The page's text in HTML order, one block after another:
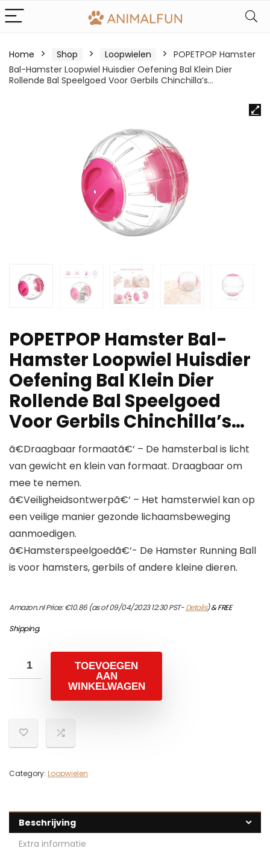
Home Shop Loopwielen
POPETPOP Hamster
Bal-Hamster Loopwiel Huisdier Oefening Bal Klein Dier
Rollende Bal Speelgoed Voor Gerbils Chinchilla’s…
POPETPOP Hamster Bal-
Hamster Loopwiel Huisdier
Oefening Bal Klein Dier
Rollende Bal Speelgoed
Voor Gerbils Chinchilla’s…
ã€Draagbaar formaatã€‘ – De hamsterbal is licht
van gewicht en klein van formaat. Draagbaar om
mee te nemen.
ã€Veiligheidsontwerpã€‘ – Het hamsterwiel kan op
een veilige manier gezonde lichaamsbeweging
aanmoedigen.
ã€Hamsterspeelgoedã€‘- De Hamster Running Ball
is voor hamsters, gerbils of andere kleine dieren.
Amazon.nl Price:€10.86(as of 09/04/2023 12:30 PST-Details)&FREE
Shipping.
TOEVOEGEN
AAN
WINKELWAGEN
Category: Loopwielen
Beschrijving
Extra informatie